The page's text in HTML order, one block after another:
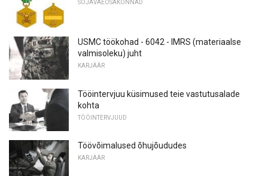
SÕJAVÄEOSAKONNAD
USMC töökohad - 6042 - IMRS (materiaalse
valmisoleku) juht
KARJÄÄR
Tööintervjuu küsimused teie vastutusalade
kohta
TÖÖINTERVJUUD
Töövõimalused õhujõududes
KARJÄÄR